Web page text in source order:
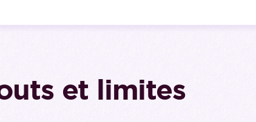
et limites